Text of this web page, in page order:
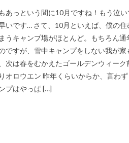
あっという間に10月ですね！もう泣
いです… さて、10月といえば、僕の
うキャンプ場がほとんど。もちろん通
ですが、雪中キャンプをしない我が
次は春をむかえたゴールデンウィー
オロウエン 昨年くらいからか、言わ
プはやっぱ […]